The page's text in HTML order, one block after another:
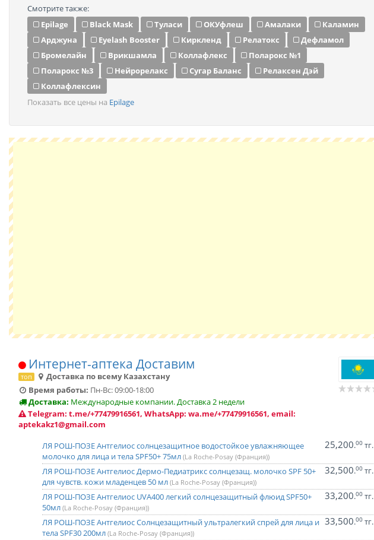
Смотрите также:
Epilage
Black Mask Туласи ОКУфлеш Амалаки
Каламин
Арджуна
Eyelash Booster Киркленд Релатокс
Дефламол
Бромелайн
Врикшамла Коллафлекс
Поларокс №1
Поларокс №3
Нейрорелакс Сугар Баланс
Релаксен Дэй
Коллафлексин
Показать все цены на Epilage
Интернет-аптека Доставим
топ
Доставка по всему Казахстану
Время работы: Пн-Вс: 09:00-18:00
Доставка: Международные компании. Доставка 2 недели
Telegram: t.me/+77479916561, WhatsApp: wa.me/+77479916561, email:
aptekakz1@gmail.com
ЛЯ РОШ-ПОЗЕ Антгелиос солнцезащитное водостойкое увлажняющее
молочко для лица и тела SPF50+ 75мл (La Roche-Posay (Франция))
25,200.00тг.
ЛЯ РОШ-ПОЗЕ Антгелиос Дермо-Педиатрикс солнцезащ. молочко SPF 50+
для чувств. кожи младенцев 50 мл (La Roche-Posay (Франция))
32,500.00тг.
ЛЯ РОШ-ПОЗЕ Антгелиос UVA400 легкий солнцезащитный флюид SPF50+
50мл (La Roche-Posay (Франция))
33,200.00тг.
ЛЯ РОШ-ПОЗЕ Антгелиос Солнцезащитный ультралегкий спрей для лица и
тела SPF30 200мл (La Roche-Posay (Франция))
33,500.00тг.